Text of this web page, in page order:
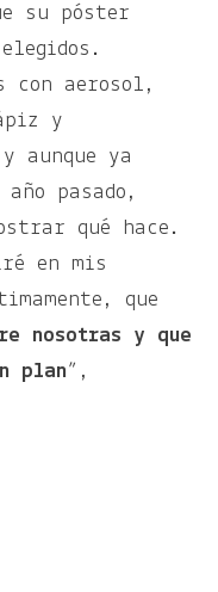
su póster
con aerosol,
y
aunque ya
pasado,
qué hace.
en mis
que
nosotras y que
plan”,